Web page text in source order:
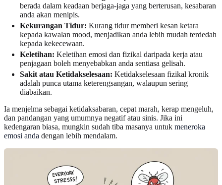
berada dalam keadaan berjaga-jaga yang berterusan, kesabaran
anda akan menipis.
Kekurangan Tidur: Kurang tidur memberi kesan ketara
kepada kawalan mood, menjadikan anda lebih mudah terdedah
kepada kekecewaan.
Keletihan: Keletihan emosi dan fizikal daripada kerja atau
penjagaan boleh menyebabkan anda sentiasa gelisah.
Sakit atau Ketidakselesaan: Ketidakselesaan fizikal kronik
adalah punca utama keterengsangan, walaupun sering
diabaikan.
Ia menjelma sebagai ketidaksabaran, cepat marah, kerap mengeluh,
dan pandangan yang umumnya negatif atau sinis. Jika ini
kedengaran biasa, mungkin sudah tiba masanya untuk meneroka
emosi anda dengan lebih mendalam.